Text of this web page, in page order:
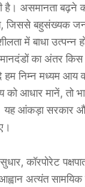
है। असमानता बढ़ने
जिससे बहुसंख्यक
में बाधा उत्पन्न
का अंतर
हम निम्न मध्यम आय
आधार मानें, तो
आंकड़ा सरकार
कॉरपोरेट
अत्यंत सामयिक